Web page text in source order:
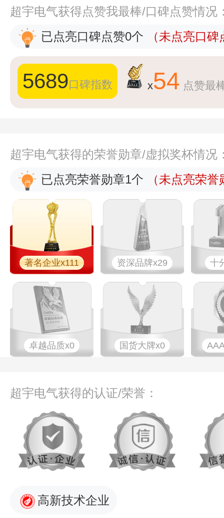
超宇电气获得点赞我最棒/口碑点赞情况
已点亮口碑点赞0个
（未点亮口
5689口碑指数 x54 点赞最
超宇电气获得的荣誉勋章/虚拟奖杯情况
已点亮荣誉勋章1个
（未点亮荣
著名企业x111 资深品牌x29 十
卓越品质x0 国货大牌x0
超宇电气获得的认证/荣誉：
高新技术企业